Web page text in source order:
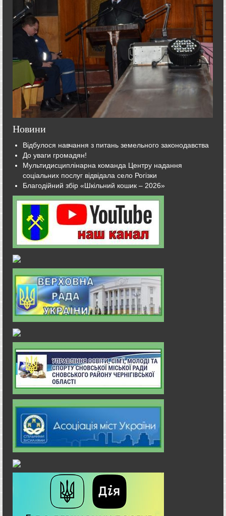
Новини
Відбулося навчання з питань земельного законодавства
До уваги громадян!
Мультидисциплінарна команда Центру надання
соціальних послуг відвідала село Рогізки
Благодійний збір «Шкільний кошик – 2026»